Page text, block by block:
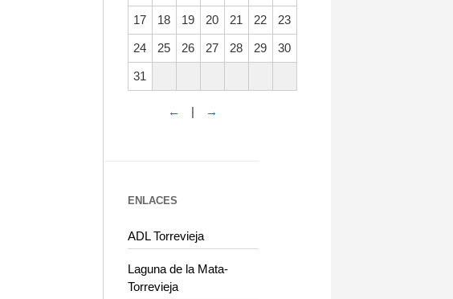
17 18 19 20 21 22 23
24 25 26 27 28 29 30
31
← | →
ENLACES
ADL Torrevieja
Laguna de la Mata-
Torrevieja